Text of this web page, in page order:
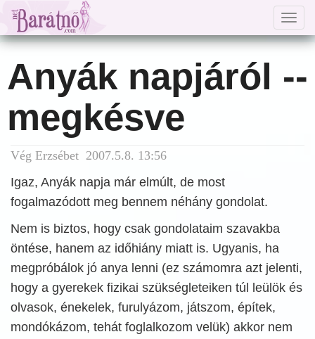
Anyák napjáról --
megkésve
Vég Erzsébet 2007.5.8. 13:56
Igaz, Anyák napja már elmúlt, de most
fogalmazódott meg bennem néhány gondolat.
Nem is biztos, hogy csak gondolataim szavakba
öntése, hanem az időhiány miatt is. Ugyanis, ha
megpróbálok jó anya lenni (ez számomra azt jelenti,
hogy a gyerekek fizikai szükségleteiken túl leülök és
olvasok, énekelek, furulyázom, játszom, építek,
mondókázom, tehát foglalkozom velük) akkor nem